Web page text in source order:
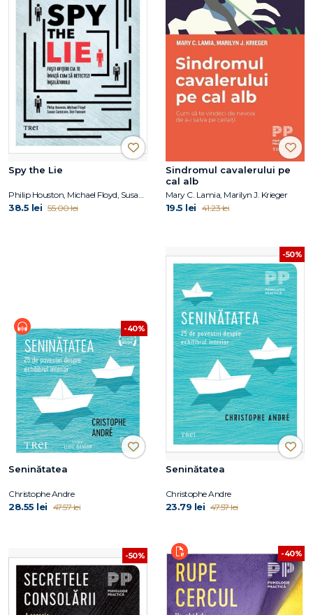
Spy the Lie
38.5 lei 55.00 lei
Sindromul cavalerului pe
cal alb
Mary C. Lamia, Marilyn J. Krieger
19.5 lei 41.23 lei
-40%
Seninătatea
Christophe Andre
28.55 lei 47.57 lei
-50%
Seninătatea
Christophe Andre
23.79 lei 47.57 lei
-50% -40%